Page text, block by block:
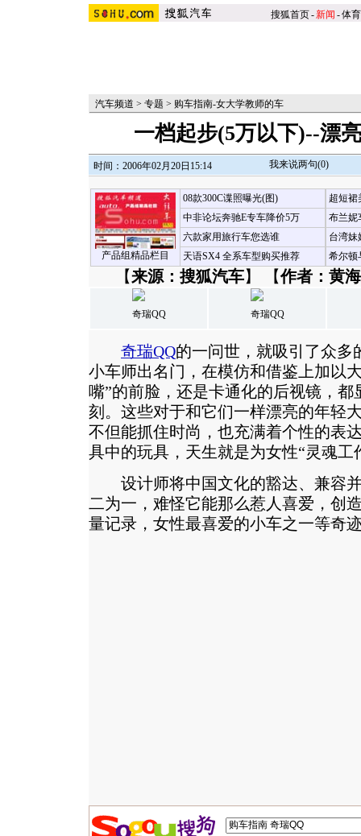
搜狐首页-新闻 -体育
汽车频道 > 专题 > 购车指南-女大学教师的车
一档起步(5万以下)--漂
时间：2006年02月20日15:14 我来说两句(0)
产品组精品栏目
08款300C谍照曝光(图)
中非论坛奔驰E专车降价5万
六款家用旅行车您选谁
天语SX4 全系车型购买推荐
超短裙
布兰妮
台湾妹
希尔顿
【来源：搜狐汽车】 【作者：黄海
奇瑞QQ 奇瑞QQ
奇瑞QQ的一问世，就吸引了众多
小车师出名门，在模仿和借鉴上加以
嘴”的前脸，还是卡通化的后视镜，
刻。这些对于和它们一样漂亮的年轻
不但能抓住时尚，也充满着个性的表
具中的玩具，天生就是为女性“灵魂工
设计师将中国文化的豁达、兼容并
二为一，难怪它能那么惹人喜爱，创
量记录，女性最喜爱的小车之一等奇